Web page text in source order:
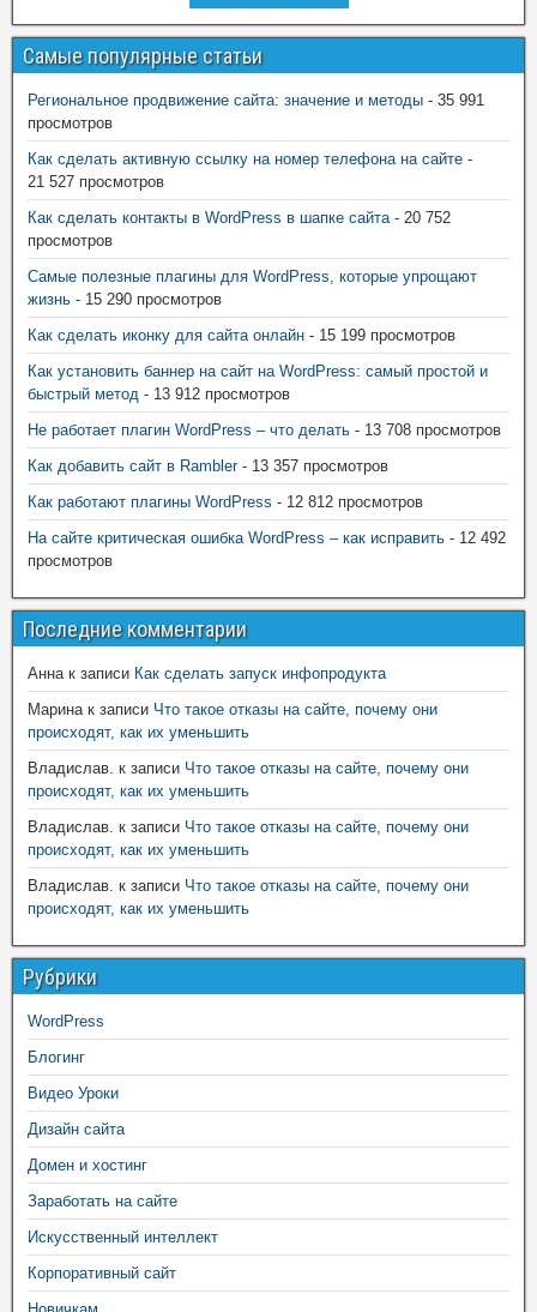
Самые популярные статьи
Региональное продвижение сайта: значение и методы - 35 991
просмотров
Как сделать активную ссылку на номер телефона на сайте -
21 527 просмотров
Как сделать контакты в WordPress в шапке сайта- 20 752
просмотров
Самые полезные плагины для WordPress, которые упрощают
жизнь - 15 290 просмотров
Как сделать иконку для сайта онлайн - 15 199 просмотров
Как установить баннер на сайт на WordPress: самый простой и
быстрый метод - 13 912 просмотров
Не работает плагин WordPress – что делать - 13 708 просмотров
Как добавить сайт в Rambler- 13 357 просмотров
Как работают плагины WordPress - 12 812 просмотров
На сайте критическая ошибка WordPress – как исправить - 12 492
просмотров
Последние комментарии
Аннак записи Как сделать запуск инфопродукта
Маринак записи Что такое отказы на сайте, почему они
происходят, как их уменьшить
Владислав. к записи Что такое отказы на сайте, почему они
происходят, как их уменьшить
Владислав. к записи Что такое отказы на сайте, почему они
происходят, как их уменьшить
Владислав. к записи Что такое отказы на сайте, почему они
происходят, как их уменьшить
Рубрики
WordPress
Блогинг
Видео Уроки
Дизайн сайта
Домен и хостинг
Заработать на сайте
Искусственный интеллект
Корпоративный сайт